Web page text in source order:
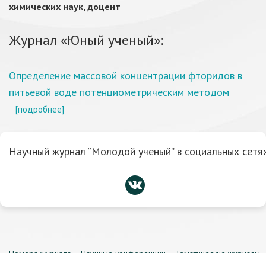
химических наук, доцент
Журнал «Юный ученый»:
Определение массовой концентрации фторидов в
питьевой воде потенциометрическим методом
[подробнее]
Научный журнал “Молодой ученый” в социальных